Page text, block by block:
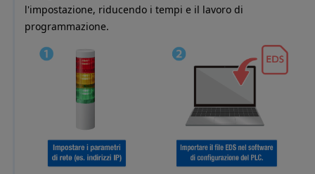
l'impostazione, riducendo i tempi e il lavoro di
programmazione.